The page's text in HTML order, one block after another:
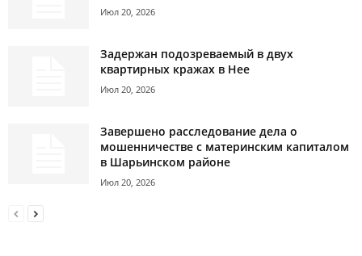
Июл 20, 2026
Задержан подозреваемый в двух
квартирных кражах в Нее
Июл 20, 2026
Завершено расследование дела о
мошенничестве с материнским капиталом
в Шарьинском районе
Июл 20, 2026